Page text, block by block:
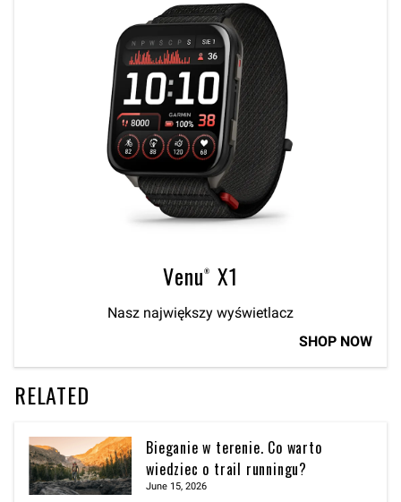
Venu® X1
Nasz największy wyświetlacz
SHOP NOW
RELATED
Bieganie w terenie. Co warto
wiedziec o trail runningu?
June 15, 2026